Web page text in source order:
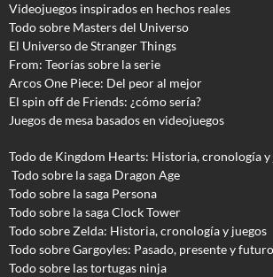
Videojuegos inspirados en hechos reales
Todo sobre Masters del Universo
El Universo de Stranger Things
From: Teorías sobre la serie
Arcos One Piece: Del peor al mejor
El spin off de Friends: ¿cómo sería?
Juegos de mesa basados en videojuegos
Todo de Kingdom Hearts: Historia, cronología y
Todo sobre la saga Dragon Age
Todo sobre la saga Persona
Todo sobre la saga Clock Tower
Todo sobre Zelda: Historia, cronología y juegos
Todo sobre Gargoyles: Pasado, presente y futuro
Todo sobre las tortugas ninja